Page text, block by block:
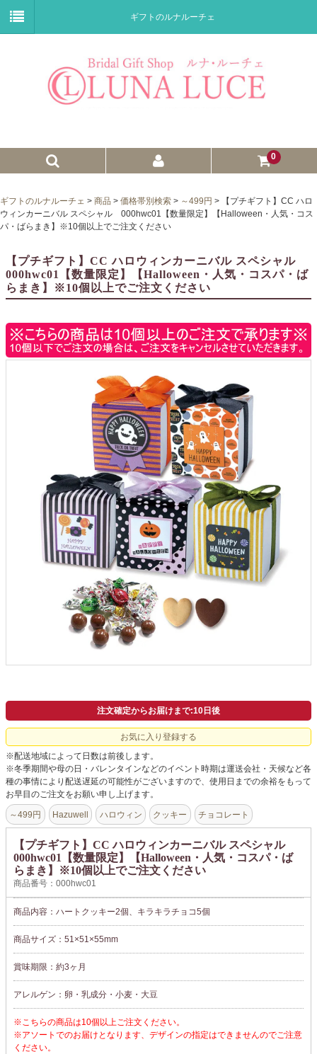
ギフトのルナルーチェ
0
プチギフト
子育て卒業証書
クロックギフト
ペーパーアイテム
ブライダルバッグ
演出用品
内祝い 出産祝い
よくあるご質問
ドメイン指定受信について
ギフトのルナルーチェ > 商品 > 価格帯別検索 > ～499円 >
【プチギフト】CC ハロ
ウィンカーニバル スペシャル 000hwc01【数量限定】【Halloween・人気・コス
パ・ばらまき】※10個以上でご注文ください
【プチギフト】CC ハロウィンカーニバル スペシャル
000hwc01【数量限定】【Halloween・人気・コスパ・ば
らまき】※10個以上でご注文ください
注文確定からお届けまで:10日後
お気に入り登録する
※配送地域によって日数は前後します。
※冬季期間や母の日・バレンタインなどのイベント時期は運送会社・天候など各
種の事情により配送遅延の可能性がございますので、使用日までの余裕をもって
お早目のご注文をお願い申し上げます。
～499円 Hazuwell ハロウィン クッキー チョコレート
【プチギフト】CC ハロウィンカーニバル スペシャル
000hwc01【数量限定】【Halloween・人気・コスパ・ば
らまき】※10個以上でご注文ください
商品番号：000hwc01
商品内容：ハートクッキー2個、キラキラチョコ5個
商品サイズ：51×51×55mm
賞味期限：約3ヶ月
アレルゲン：卵・乳成分・小麦・大豆
※こちらの商品は10個以上ご注文ください。
※アソートでのお届けとなります、デザインの指定はできませんのでご注意
ください。